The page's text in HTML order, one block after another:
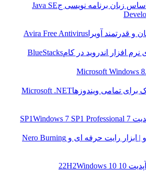
برنامه نویسی جJava SE
آویراAvira Free Antivirus
اندروید در کام BlueStacks
ویندوزهاMicrosoft .NET
Windows 7 SP1 Professional
Nero Burning
Windows 10